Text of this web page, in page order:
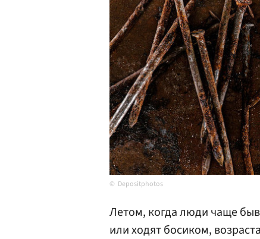
Depositphotos
Летом, когда люди чаще
или ходят босиком,